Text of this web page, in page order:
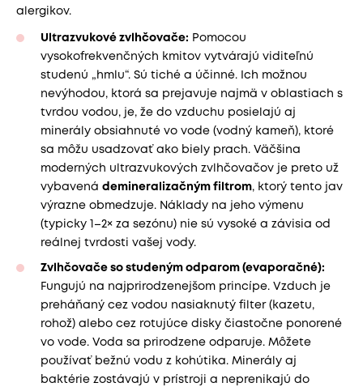
alergikov.
Ultrazvukové zvlhčovače: Pomocou
vysokofrekvenčných kmitov vytvárajú viditeľnú
studenú „hmlu“. Sú tiché a účinné. Ich možnou
nevýhodou, ktorá sa prejavuje najmä v oblastiach s
tvrdou vodou, je, že do vzduchu posielajú aj
minerály obsiahnuté vo vode (vodný kameň), ktoré
sa môžu usadzovať ako biely prach. Väčšina
moderných ultrazvukových zvlhčovačov je preto už
vybavená demineralizačným filtrom, ktorý tento jav
výrazne obmedzuje. Náklady na jeho výmenu
(typicky 1–2× za sezónu) nie sú vysoké a závisia od
reálnej tvrdosti vašej vody.
Zvlhčovače so studeným odparom (evaporačné):
Fungujú na najprirodzenejšom princípe. Vzduch je
preháňaný cez vodou nasiaknutý filter (kazetu,
rohož) alebo cez rotujúce disky čiastočne ponorené
vo vode. Voda sa prirodzene odparuje. Môžete
používať bežnú vodu z kohútika. Minerály aj
baktérie zostávajú v prístroji a neprenikajú do